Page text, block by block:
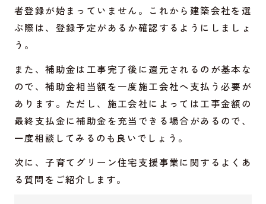
者登録が始まっていません。これから建築会社を選
ぶ際は、登録予定があるか確認するようにしましょ
う。
また、補助金は工事完了後に還元されるのが基本な
ので、補助金相当額を一度施工会社へ支払う必要が
あります。ただし、施工会社によっては工事金額の
最終支払金に補助金を充当できる場合があるので、
一度相談してみるのも良いでしょう。
次に、子育てグリーン住宅支援事業に関するよくあ
る質問をご紹介します。